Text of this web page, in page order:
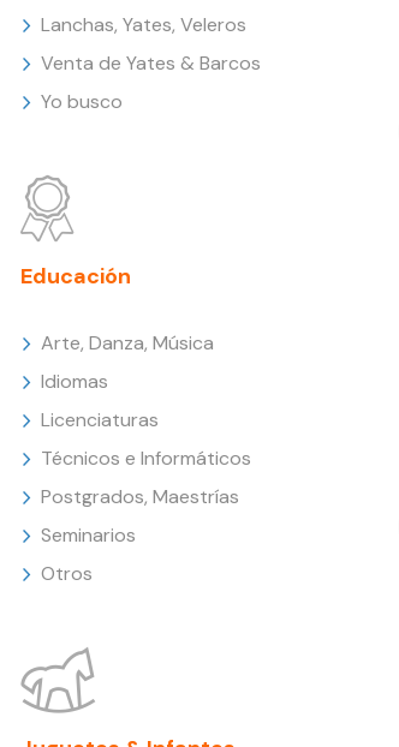
Lanchas, Yates, Veleros
Venta de Yates & Barcos
Yo busco
Educación
Arte, Danza, Música
Idiomas
Licenciaturas
Técnicos e Informáticos
Postgrados, Maestrías
Seminarios
Otros